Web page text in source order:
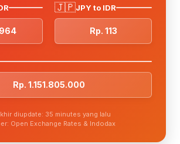
🇯🇵JPY to IDR
Rp. 113
Rp. 1.151.805.000
diupdate: 35 minutes yang lalu
Open Exchange Rates & Indodax